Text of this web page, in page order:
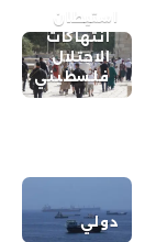
استيطان
انتهاكات
الاحتلال
فلسطيني
دولي